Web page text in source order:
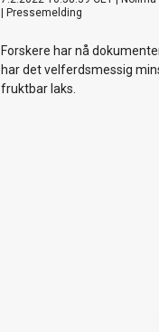
Pressemelding
Forskere har nå
har det velferdsmessig
fruktbar laks.